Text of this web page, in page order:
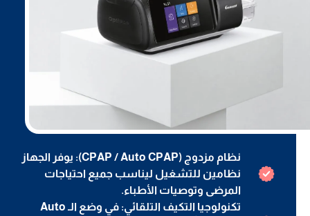
نظام مزدوج (CPAP / Auto CPAP): يوفر الجهاز
نظامين للتشغيل ليناسب جميع احتياجات
المرضى وتوصيات الأطباء.
تكنولوجيا التكيف التلقائي: في وضع الـ Auto